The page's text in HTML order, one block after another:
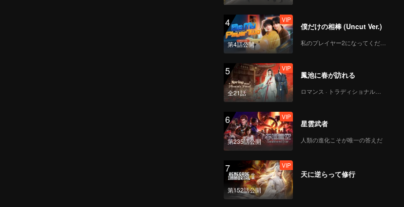
4
第4話公開
VIP
僕だけの相棒 (Uncut Ver.)
私のプレイヤー2になってください
5
全21話
VIP
鳳池に春が訪れる
ロマンス · トラディショナル・コスチューム
6
第235話公開
VIP
星雲武者
人類の進化こそが唯一の答えだ
7
第152話公開
VIP
天に逆らって修行